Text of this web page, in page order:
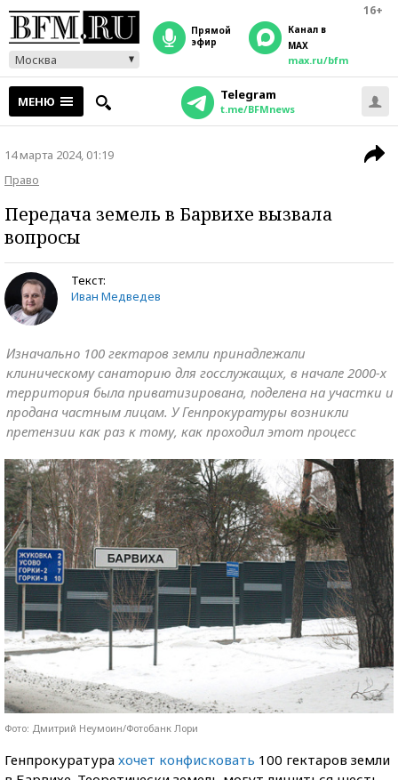
16+
Москва
прямой
эфир
Канал в
MAX
max.ru/bfm
МЕНЮ Telegram
t.me/BFMnews
14 марта 2024, 01:19
Право
Передача земель в Барвихе вызвала
вопросы
Текст:
Иван Медведев
Изначально 100 гектаров земли принадлежали
клиническому санаторию для госслужащих, в начале 2000-х
территория была приватизирована, поделена на участки и
продана частным лицам. У Генпрокуратуры возникли
претензии как раз к тому, как проходил этот процесс
Фото: Дмитрий Неумоин/Фотобанк Лори
Генпрокуратура хочет конфисковать 100 гектаров земли